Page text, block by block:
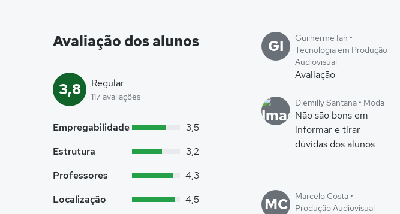
Avaliação dos alunos
3,8 Regular
117 avaliações
Empregabilidade
3,5
Estrutura
3,2
Professores
4,3
Localização
4,5
GI
Guilherme Ian •
Tecnologia em Produção
Audiovisual
Avaliação
Diemilly Santana • Moda
Não são bons em
informar e tirar
dúvidas dos alunos
MC
Marcelo Costa •
Produção Audiovisual